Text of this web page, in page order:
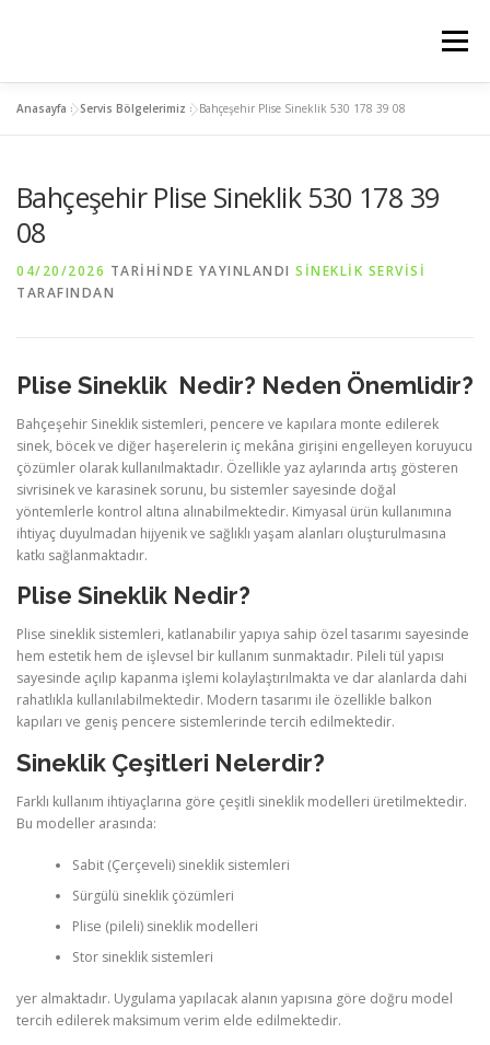
Menü
MENTEŞELİ SİNEKLİK SERVIS BÖLGELERIMIZ
İLETİSİM
Anasayfa »Servis Bölgelerimiz »Bahçeşehir Plise Sineklik 530 178 39 08
Bahçeşehir Plise Sineklik 530 178 39
08
04/20/2026 TARIHINDE YAYINLANDI SINEKLIK SERVISI
TARAFINDAN
Plise Sineklik Nedir? Neden Önemlidir?
Bahçeşehir Sineklik sistemleri, pencere ve kapılara monte edilerek
sinek, böcek ve diğer haşerelerin iç mekâna girişini engelleyen koruyucu
çözümler olarak kullanılmaktadır. Özellikle yaz aylarında artış gösteren
sivrisinek ve karasinek sorunu, bu sistemler sayesinde doğal
yöntemlerle kontrol altına alınabilmektedir. Kimyasal ürün kullanımına
ihtiyaç duyulmadan hijyenik ve sağlıklı yaşam alanları oluşturulmasına
katkı sağlanmaktadır.
Plise Sineklik Nedir?
Plise sineklik sistemleri, katlanabilir yapıya sahip özel tasarımı sayesinde
hem estetik hem de işlevsel bir kullanım sunmaktadır. Pileli tül yapısı
sayesinde açılıp kapanma işlemi kolaylaştırılmakta ve dar alanlarda dahi
rahatlıkla kullanılabilmektedir. Modern tasarımı ile özellikle balkon
kapıları ve geniş pencere sistemlerinde tercih edilmektedir.
Sineklik Çeşitleri Nelerdir?
Farklı kullanım ihtiyaçlarına göre çeşitli sineklik modelleri üretilmektedir.
Bu modeller arasında:
Sabit (Çerçeveli) sineklik sistemleri
Sürgülü sineklik çözümleri
Plise (pileli) sineklik modelleri
Stor sineklik sistemleri
yer almaktadır. Uygulama yapılacak alanın yapısına göre doğru model
tercih edilerek maksimum verim elde edilmektedir.